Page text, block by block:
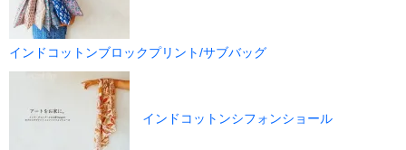
インドコットンブロックプリント/サブバッグ
インドコットンシフォンショール